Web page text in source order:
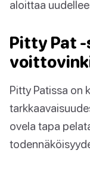
aloittaa
Pitty Pat
Pitty Patissa on
ovela tapa